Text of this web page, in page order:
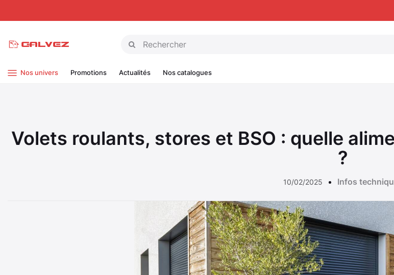
Nos univers Promotions Actualités Nos catalogues
Volets roulants, stores et BSO : quelle
?
10/02/2025 Infos